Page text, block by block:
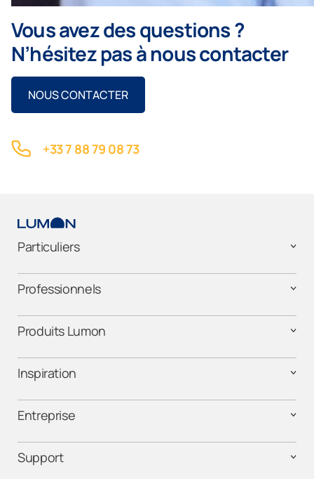
Vous avez des questions ?
N’hésitez pas à nous contacter
NOUS CONTACTER
+33 7 88 79 08 73
Particuliers
Professionnels
Produits Lumon
Inspiration
Entreprise
Support